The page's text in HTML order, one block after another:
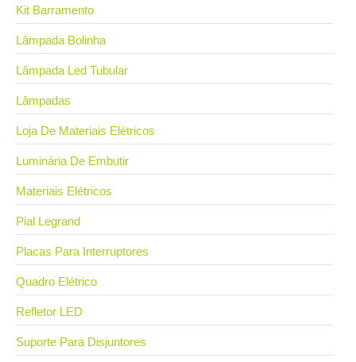
Kit Barramento
Lâmpada Bolinha
Lâmpada Led Tubular
Lâmpadas
Loja De Materiais Elétricos
Luminária De Embutir
Materiais Elétricos
Pial Legrand
Placas Para Interruptores
Quadro Elétrico
Refletor LED
Suporte Para Disjuntores